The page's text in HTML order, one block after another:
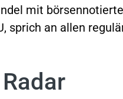
mit
sprich an allen